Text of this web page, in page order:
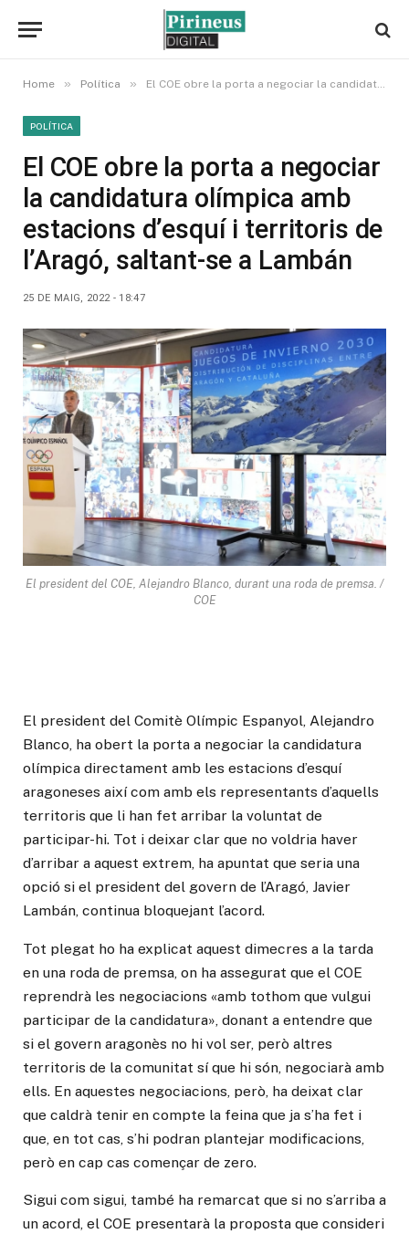
Home » Política » El COE obre la porta a negociar la candidatura olímpica amb estacions d’esquí i territoris de l’Aragó, saltant-se a Lambán
POLÍTICA
El COE obre la porta a negociar
la candidatura olímpica amb
estacions d’esquí i territoris de
l’Aragó, saltant-se a Lambán
25 DE MAIG, 2022 - 18:47
El president del COE, Alejandro Blanco, durant una roda de premsa. /
COE
El president del Comitè Olímpic Espanyol, Alejandro
Blanco, ha obert la porta a negociar la candidatura
olímpica directament amb les estacions d’esquí
aragoneses així com amb els representants d’aquells
territoris que li han fet arribar la voluntat de
participar-hi. Tot i deixar clar que no voldria haver
d’arribar a aquest extrem, ha apuntat que seria una
opció si el president del govern de l’Aragó, Javier
Lambán, continua bloquejant l’acord.
Tot plegat ho ha explicat aquest dimecres a la tarda
en una roda de premsa, on ha assegurat que el COE
reprendrà les negociacions «amb tothom que vulgui
participar de la candidatura», donant a entendre que
si el govern aragonès no hi vol ser, però altres
territoris de la comunitat sí que hi són, negociarà amb
ells. En aquestes negociacions, però, ha deixat clar
que caldrà tenir en compte la feina que ja s’ha fet i
que, en tot cas, s’hi podran plantejar modificacions,
però en cap cas començar de zero.
Sigui com sigui, també ha remarcat que si no s’arriba a
un acord, el COE presentarà la proposta que consideri